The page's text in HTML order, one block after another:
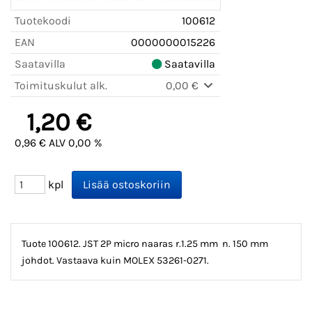
Tuotekoodi
100612
EAN
0000000015226
Saatavilla
Saatavilla
Toimituskulut alk.
0,00 €
1,20 €
0,96 € ALV 0,00 %
kpl
Tuote 100612. JST 2P micro naaras r.1.25 mm n. 150 mm
johdot. Vastaava kuin MOLEX 53261-0271.